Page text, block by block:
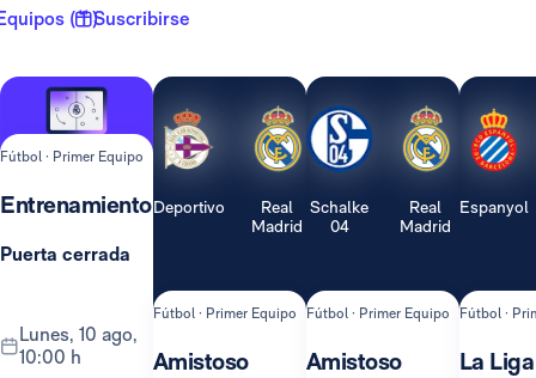
( 1 )Suscribirse
Fútbol · Primer Equipo
Entrenamiento
Puerta cerrada
lunes, 10 ago,
10:00 h
Deportivo
Real
Madrid
Fútbol · Primer Equipo
Amistoso
Schalke
04
Real
Madrid
Fútbol · Primer Equipo
Amistoso
Espanyol
Fútbol ·
La Liga